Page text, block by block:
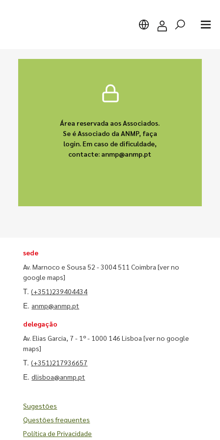
Área reservada aos Associados.
Se é Associado da ANMP, faça
login. Em caso de dificuldade,
contacte: anmp@anmp.pt
sede
Av. Marnoco e Sousa 52 - 3004 511 Coimbra[ver no
google maps]
T.(+351)239404434
E. anmp@anmp.pt
delegação
Av. Elias Garcia, 7 - 1º - 1000 146 Lisboa[ver no google
maps]
T.(+351)217936657
E.dlisboa@anmp.pt
Sugestões
Questões frequentes
Política de Privacidade